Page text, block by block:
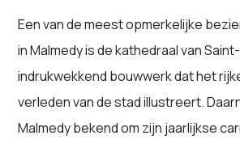
Een van de meest opmerkelijke
in Malmedy is de kathedraal van
indrukwekkend bouwwerk dat het
verleden van de stad illustreert.
Malmedy bekend om zijn jaarlijkse